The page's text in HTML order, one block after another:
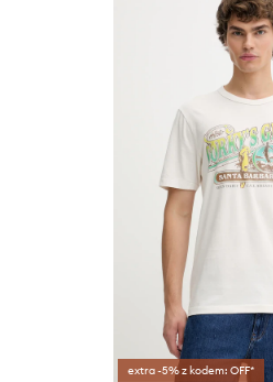
extra -5% z kodem: OFF*